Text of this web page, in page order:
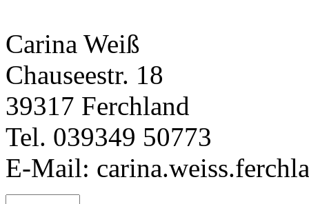
Carina Weiß
Chauseestr. 18
39317 Ferchland
Tel. 039349 50773
E-Mail: